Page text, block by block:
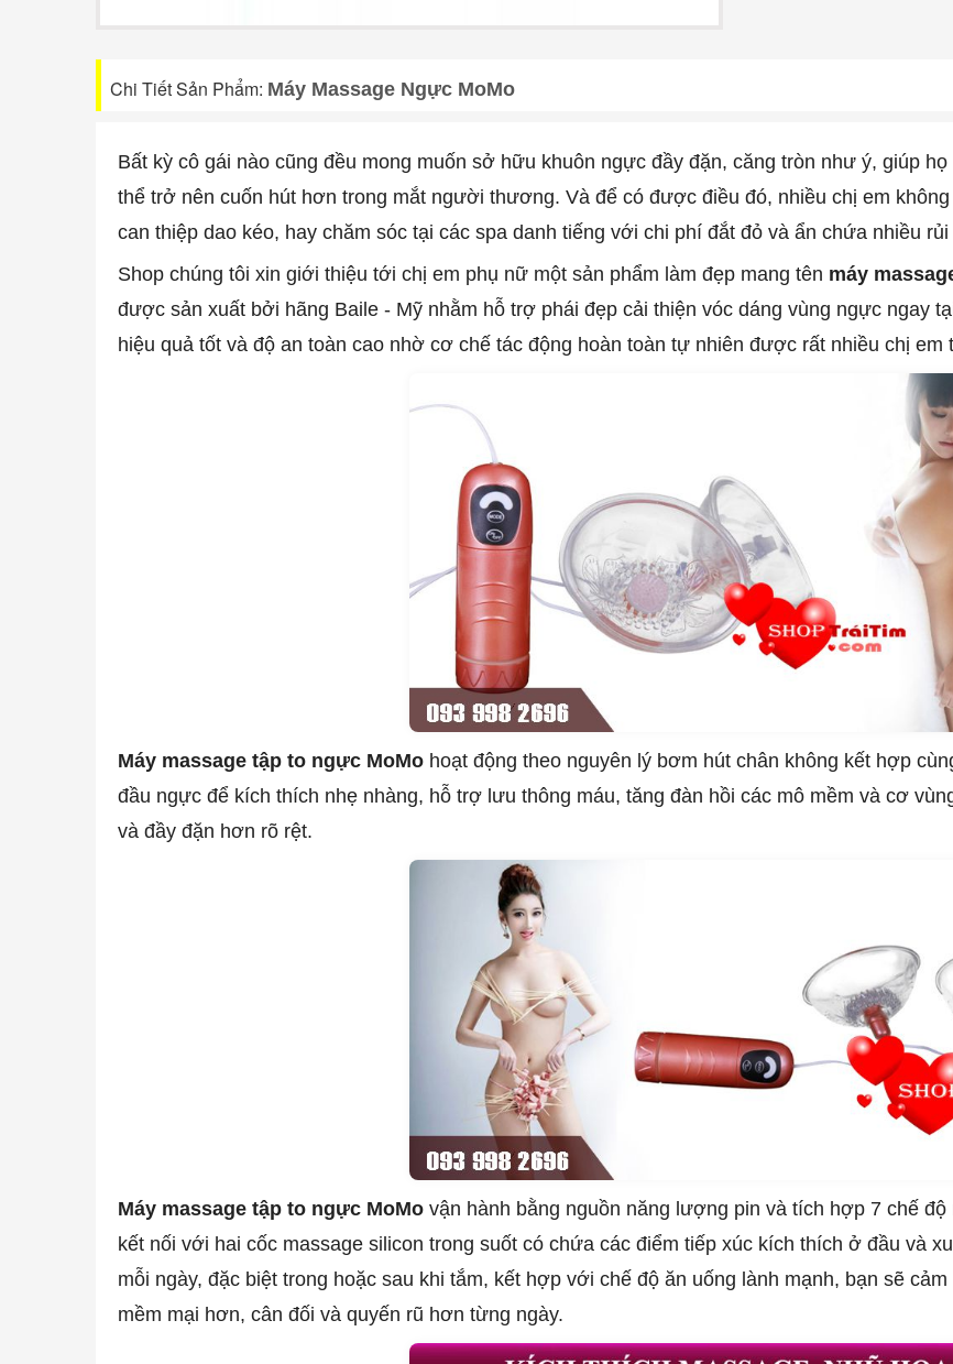
Chi Tiết Sản Phẩm: Máy Massage Ngực MoMo
Bất kỳ cô gái nào cũng đều mong muốn sở hữu khuôn ngực đầy đặn, căng tròn như ý, giúp
thể trở nên cuốn hút hơn trong mắt người thương. Và để có được điều đó, nhiều chị em
can thiệp dao kéo, hay chăm sóc tại các spa danh tiếng với chi phí đắt đỏ và ẩn chứa nhiều rủi
Shop chúng tôi xin giới thiệu tới chị em phụ nữ một sản phẩm làm đẹp mang tên máy
được sản xuất bởi hãng Baile - Mỹ nhằm hỗ trợ phái đẹp cải thiện vóc dáng vùng ngực ngay
hiệu quả tốt và độ an toàn cao nhờ cơ chế tác động hoàn toàn tự nhiên được rất nhiều chị em
Máy massage tập to ngực MoMo hoạt động theo nguyên lý bơm hút chân không kết hợp
đầu ngực để kích thích nhẹ nhàng, hỗ trợ lưu thông máu, tăng đàn hồi các mô mềm và cơ
và đầy đặn hơn rõ rệt.
Máy massage tập to ngực MoMo vận hành bằng nguồn năng lượng pin và tích hợp 7 chế
kết nối với hai cốc massage silicon trong suốt có chứa các điểm tiếp xúc kích thích ở đầu và
mỗi ngày, đặc biệt trong hoặc sau khi tắm, kết hợp với chế độ ăn uống lành mạnh, bạn sẽ
mềm mại hơn, cân đối và quyến rũ hơn từng ngày.